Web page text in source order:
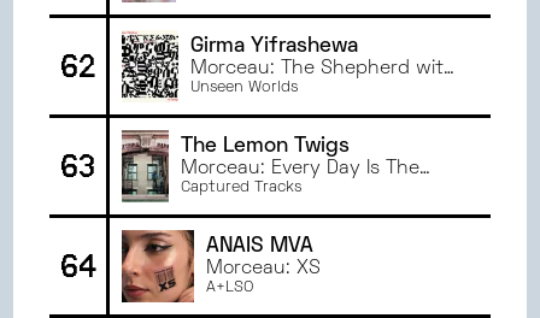
62
Girma Yifrashewa
Morceau: The Shepherd with
the Flute
Unseen Worlds
63
The Lemon Twigs
Morceau: Every Day Is The
Worst Day Of My Life
Captured Tracks
64
ANAÏS MVA
Morceau: XS
A+LSO